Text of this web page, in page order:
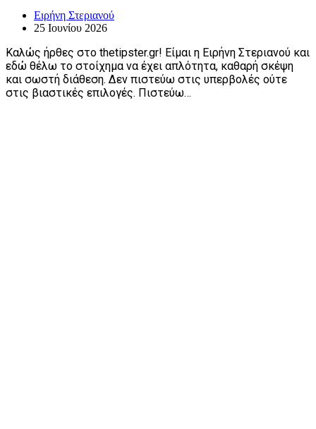
Ειρήνη Στεριανού
25 Ιουνίου 2026
Καλώς ήρθες στο thetipster.gr! Είμαι η Ειρήνη Στεριανού και
εδώ θέλω το στοίχημα να έχει απλότητα, καθαρή σκέψη
και σωστή διάθεση. Δεν πιστεύω στις υπερβολές ούτε
στις βιαστικές επιλογές. Πιστεύω…